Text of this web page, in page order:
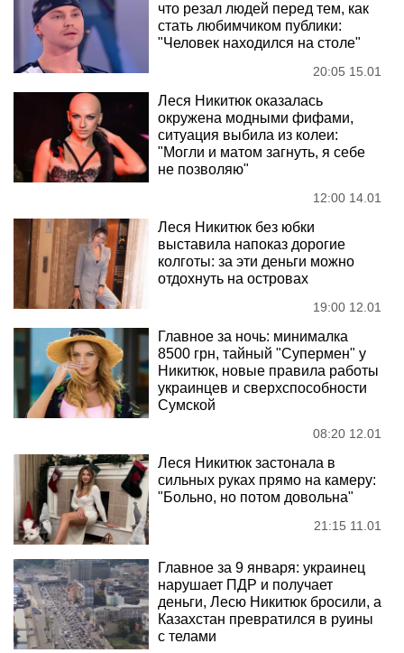
что резал людей перед тем, как
стать любимчиком публики:
"Человек находился на столе"
20:05 15.01
Леся Никитюк оказалась
окружена модными фифами,
ситуация выбила из колеи:
"Могли и матом загнуть, я себе
не позволяю"
12:00 14.01
Леся Никитюк без юбки
выставила напоказ дорогие
колготы: за эти деньги можно
отдохнуть на островах
19:00 12.01
Главное за ночь: минималка
8500 грн, тайный "Супермен" у
Никитюк, новые правила работы
украинцев и сверхспособности
Сумской
08:20 12.01
Леся Никитюк застонала в
сильных руках прямо на камеру:
"Больно, но потом довольна"
21:15 11.01
Главное за 9 января: украинец
нарушает ПДР и получает
деньги, Лесю Никитюк бросили, а
Казахстан превратился в руины
с телами